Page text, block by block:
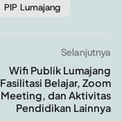
PIP Lumajang
Selanjutnya
Wifi Publik Lumajang
Fasilitasi Belajar, Zoom
Meeting, dan Aktivitas
Pendidikan Lainnya